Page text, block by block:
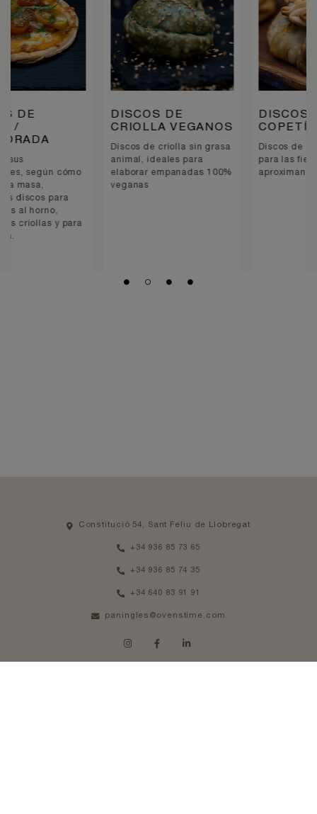
DISCOS DE
CRIOLLA VEGANOS
Discos de criolla sin grasa
animal, ideales para
elaborar empanadas 100%
veganas
DISCOS DE
COPETÍN
Discos de 9cm, ideales
para las fiestas que se
aproximan
Constitució 54, Sant Feliu de Llobregat
+34 936 85 73 65
+34 936 85 74 35
+34 640 83 91 91
paningles@ovenstime.com